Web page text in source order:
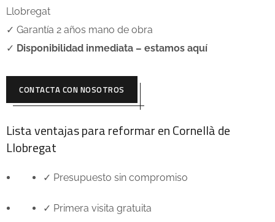
Llobregat
✓ Garantía 2 años mano de obra
✓ Disponibilidad inmediata – estamos aquí
CONTACTA CON NOSOTROS
Lista ventajas para reformar enCornellà de
Llobregat
✓ Presupuesto sin compromiso
✓ Primera visita gratuita